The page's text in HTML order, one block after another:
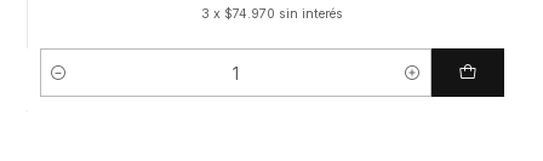
3 x $74.970 sin interés
Cantidad